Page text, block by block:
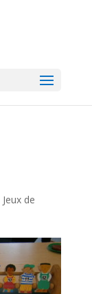
Jeux de